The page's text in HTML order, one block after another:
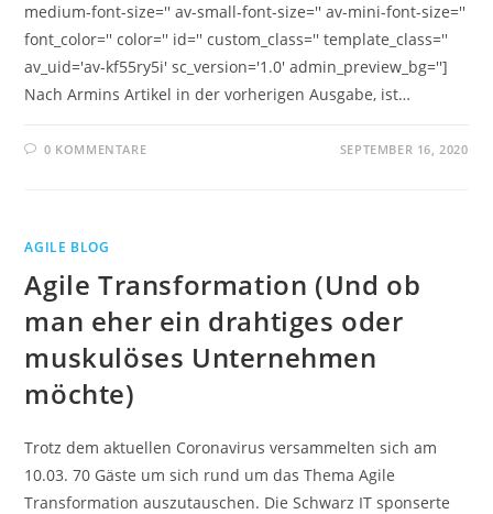
medium-font-size='' av-small-font-size='' av-mini-font-size=''
font_color='' color='' id='' custom_class='' template_class=''
av_uid='av-kf55ry5i' sc_version='1.0' admin_preview_bg='']
Nach Armins Artikel in der vorherigen Ausgabe, ist…
0 KOMMENTARE SEPTEMBER 16, 2020
AGILE BLOG
Agile Transformation (Und ob
man eher ein drahtiges oder
muskulöses Unternehmen
möchte)
Trotz dem aktuellen Coronavirus versammelten sich am
10.03. 70 Gäste um sich rund um das Thema Agile
Transformation auszutauschen. Die Schwarz IT sponserte